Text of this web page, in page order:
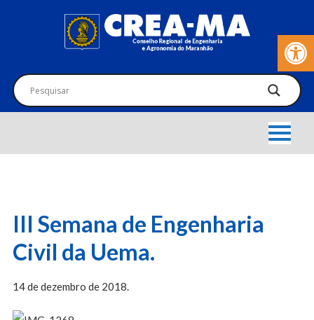
Barra de
III Semana de Engenharia
Civil da Uema.
14 de dezembro de 2018.